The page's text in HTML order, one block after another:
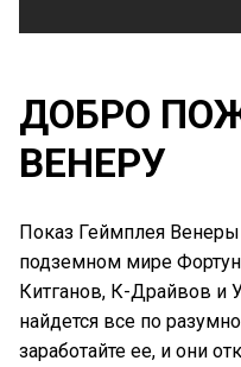
ДОБРО
ВЕНЕРУ
Показ Геймплея
подземном мире
Китганов, К-Драйвов и
найдется все по
заработайте ее, и они